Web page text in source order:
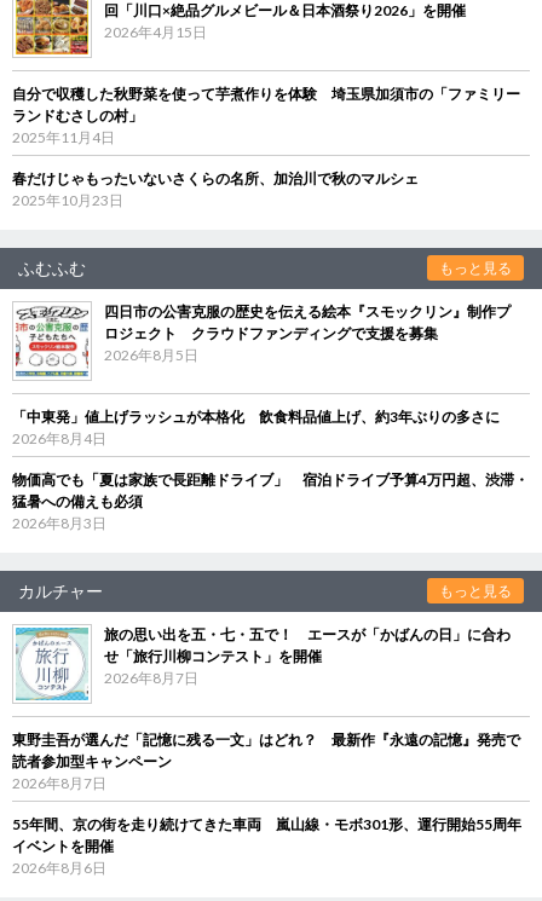
回「川口×絶品グルメビール＆日本酒祭り2026」を開催
2026年4月15日
自分で収穫した秋野菜を使って芋煮作りを体験 埼玉県加須市の「ファミリー
ランドむさしの村」
2025年11月4日
春だけじゃもったいないさくらの名所、加治川で秋のマルシェ
2025年10月23日
ふむふむ もっと見る
四日市の公害克服の歴史を伝える絵本『スモックリン』制作プ
ロジェクト クラウドファンディングで支援を募集
2026年8月5日
「中東発」値上げラッシュが本格化 飲食料品値上げ、約3年ぶりの多さに
2026年8月4日
物価高でも「夏は家族で長距離ドライブ」 宿泊ドライブ予算4万円超、渋滞・
猛暑への備えも必須
2026年8月3日
カルチャー もっと見る
旅の思い出を五・七・五で！ エースが「かばんの日」に合わ
せ「旅行川柳コンテスト」を開催
2026年8月7日
東野圭吾が選んだ「記憶に残る一文」はどれ？ 最新作『永遠の記憶』発売で
読者参加型キャンペーン
2026年8月7日
55年間、京の街を走り続けてきた車両 嵐山線・モボ301形、運行開始55周年
イベントを開催
2026年8月6日